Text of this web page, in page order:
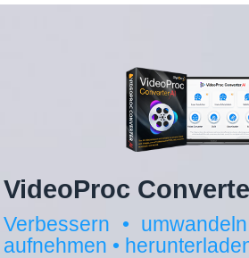
VideoProc
Verbessern •
aufnehmen •